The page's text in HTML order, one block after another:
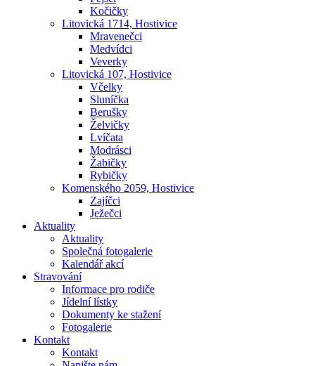
Kočičky
Litovická 1714, Hostivice
Mravenečci
Medvídci
Veverky
Litovická 107, Hostivice
Včelky
Sluníčka
Berušky
Želvičky
Lvíčata
Modrásci
Žabičky
Rybičky
Komenského 2059, Hostivice
Zajíčci
Ježečci
Aktuality
Aktuality
Společná fotogalerie
Kalendář akcí
Stravování
Informace pro rodiče
Jídelní lístky
Dokumenty ke stažení
Fotogalerie
Kontakt
Kontakt